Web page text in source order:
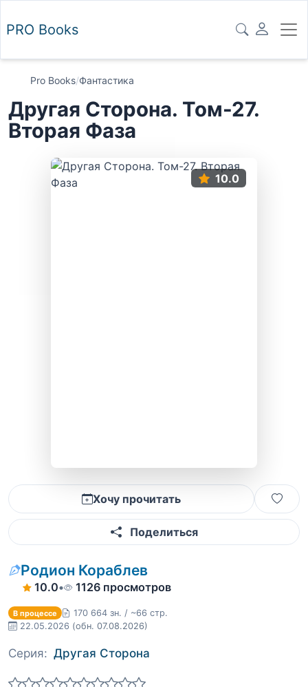
PRO Books
Pro Books/Фантастика
Другая Сторона. Том-27.
Вторая Фаза
10.0
Хочу прочитать
Поделиться
Родион Кораблев
10.0• 1126 просмотров
В процессе
170 664 зн. / ~66 стр.
22.05.2026 (обн. 07.08.2026)
Серия: Другая Сторона